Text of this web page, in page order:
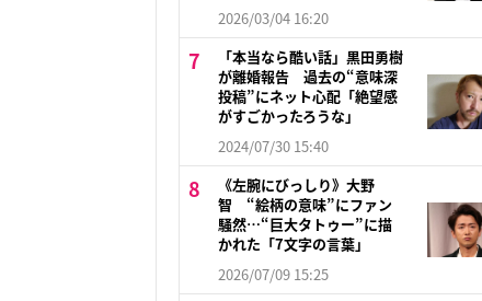
2026/03/04 16:20
「本当なら酷い話」黒田勇樹
が離婚報告 過去の“意味深
投稿”にネット心配「絶望感
がすごかったろうな」
2024/07/30 15:40
《左腕にびっしり》大野
智 “絵柄の意味”にファン
騒然…“巨大タトゥー”に描
かれた「7文字の言葉」
2026/07/09 15:25